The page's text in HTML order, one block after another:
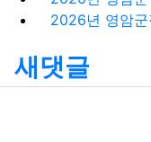
새댓글